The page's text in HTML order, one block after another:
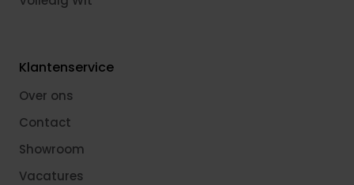
Klantenservice
Over ons
Contact
Showroom
Vacatures